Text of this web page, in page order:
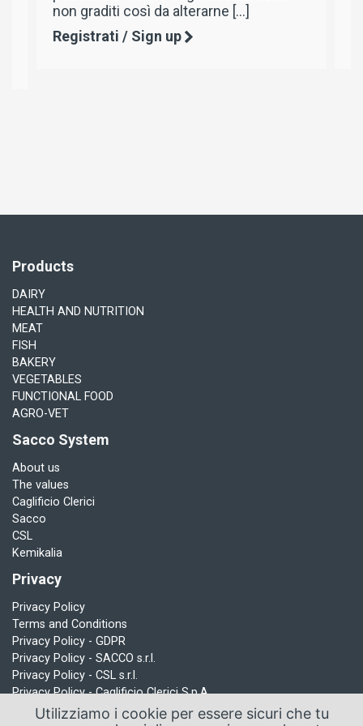
L’unico caglio in grado […]
Registrati / Sign up
Products
DAIRY
HEALTH AND NUTRITION
MEAT
FISH
BAKERY
VEGETABLES
FUNCTIONAL FOOD
AGRO-VET
Sacco System
About us
The values
Caglificio Clerici
Sacco
CSL
Kemikalia
Privacy
Privacy Policy
Terms and Conditions
Privacy Policy - GDPR
Privacy Policy - SACCO s.r.l.
Privacy Policy - CSL s.r.l.
Privacy Policy - Caglificio Clerici S.p.A.
Use of cookies
Utilizziamo i cookie per essere sicuri che tu